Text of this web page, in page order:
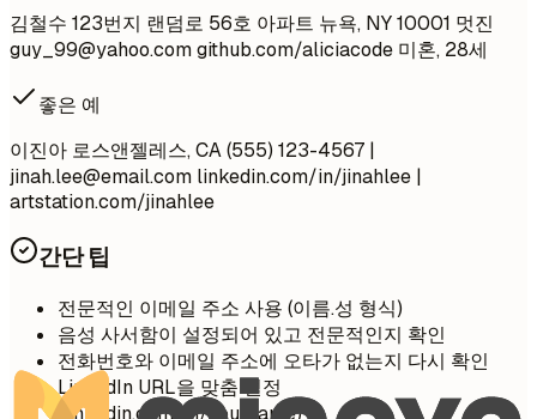
김철수 123번지 랜덤로 56호 아파트 뉴욕, NY 10001 멋진
guy_99@yahoo.comgithub.com/aliciacode 미혼, 28세
좋은 예
이진아 로스앤젤레스, CA (555) 123-4567 |
jinah.lee@email.com linkedin.com/in/jinahlee |
artstation.com/jinahlee
간단 팁
전문적인 이메일 주소 사용 (이름.성 형식)
음성 사서함이 설정되어 있고 전문적인지 확인
전화번호와 이메일 주소에 오타가 없는지 다시 확인
LinkedIn URL을 맞춤 설정
(linkedin.com/in/yourname)